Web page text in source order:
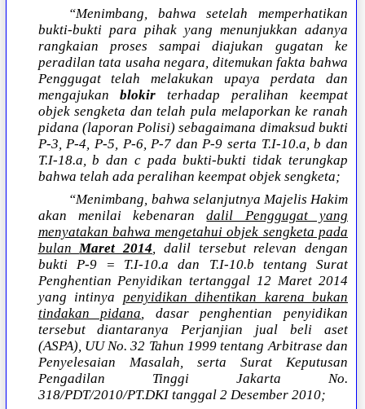
“Menimbang, bahwa setelah memperhatikan
bukti-bukti para pihak yang menunjukkan adanya
rangkaian proses sampai diajukan gugatan ke
peradilan tata usaha negara, ditemukan fakta bahwa
Penggugat telah melakukan upaya perdata dan
mengajukanblokir terhadap peralihan keempat
objek sengketa dan telah pula melaporkan ke ranah
pidana (laporan Polisi) sebagaimana dimaksud bukti
P-3, P-4, P-5, P-6, P-7 dan P-9 serta T.I-10.a, b dan
T.I-18.a, b dan c pada bukti-bukti tidak terungkap
bahwa telah ada peralihan keempat objek sengketa;
“Menimbang, bahwa selanjutnya Majelis Hakim
akan menilai kebenarandalil Penggugat yang
menyatakan bahwa mengetahui objek sengketa pada
bulanMaret 2014, dalil tersebut relevan dengan
bukti P-9 = T.I-10.a dan T.I-10.b tentang Surat
Penghentian Penyidikan tertanggal 12 Maret 2014
yang intinya penyidikan dihentikan karena bukan
tindakan pidana, dasar penghentian penyidikan
tersebut diantaranya Perjanjian jual beli aset
(ASPA), UU No. 32 Tahun 1999 tentang Arbitrase dan
Penyelesaian Masalah, serta Surat Keputusan
Pengadilan Tinggi Jakarta No.
318/PDT/2010/PT.DKI tanggal 2 Desember 2010;